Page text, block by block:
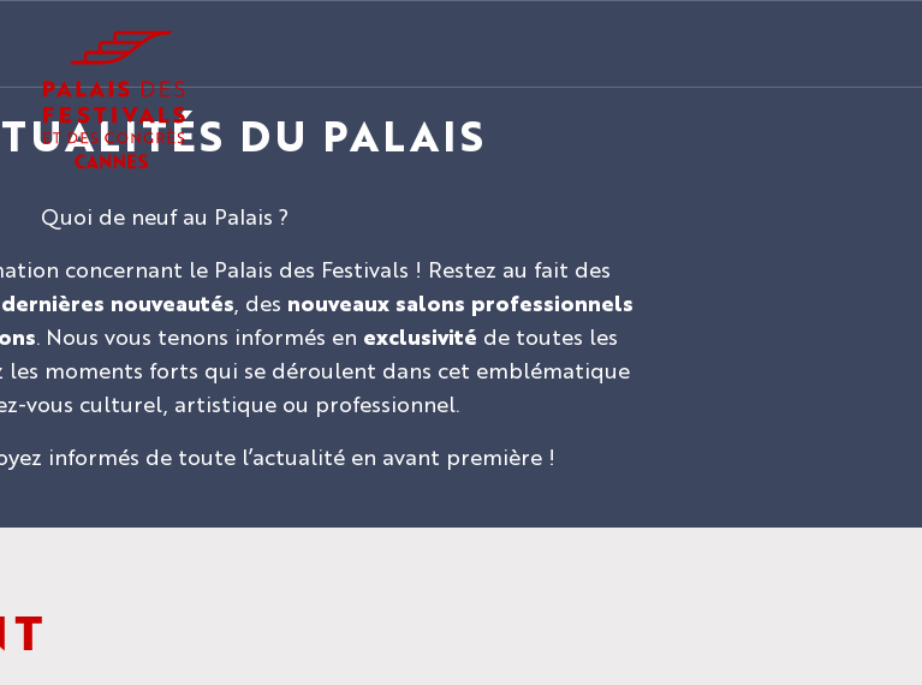
DU PALAIS
Quoi de neuf au Palais ?
concernant le Palais des Festivals ! Restez au fait des
dernières nouveautés , des nouveaux salons professionnels
. Nous vous tenons informés en exclusivité de toutes les
les moments forts qui se déroulent dans cet emblématique
vous culturel, artistique ou professionnel.
informés de toute l’actualité en avant première !